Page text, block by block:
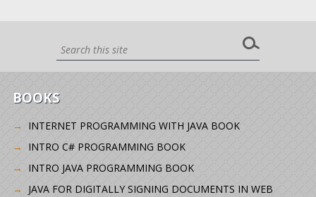
BOOKS
INTERNET PROGRAMMING WITH JAVA BOOK
INTRO C# PROGRAMMING BOOK
INTRO JAVA PROGRAMMING BOOK
JAVA FOR DIGITALLY SIGNING DOCUMENTS IN WEB